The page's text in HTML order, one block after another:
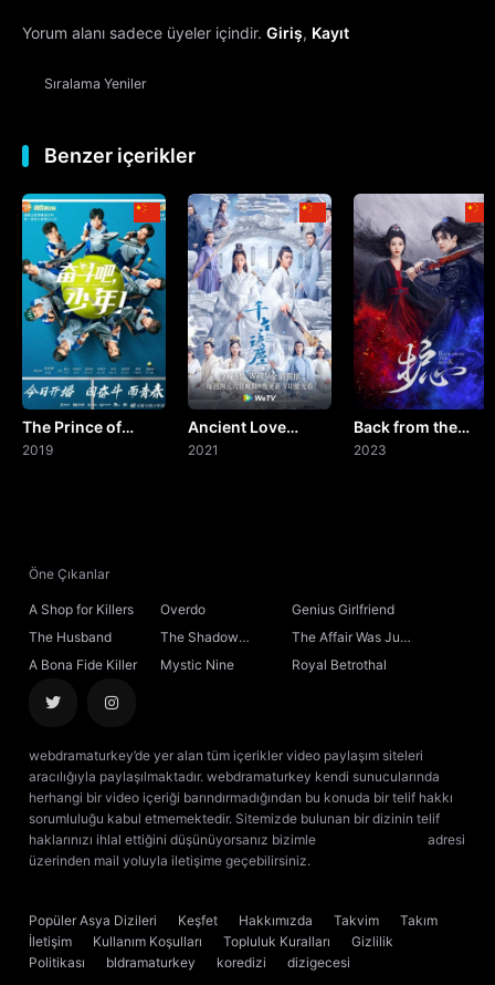
13. Bölüm
14. Bölüm
15. Bölüm
16. Bölüm
17. Bölüm
18. Bölüm
19. Bölüm
20. Bölüm
23. Bölüm
24. Bölüm
26. Bölüm
27. Bölüm
29. Bölüm
Yorum alanı sadece üyeler içindir. Giriş, Kayıt
Sıralama Yeniler
Benzer içerikler
The Prince of
Tennis
2019
Ancient Love
Poetry
2021
Back from the
Brink
2023
Öne Çıkanlar
A Shop for Killers Overdo
Genius Girlfriend
The Husband
The Shadow
Sovereign
The Affair Was Just
the Beginning
A Bona Fide Killer Mystic Nine Royal Betrothal
webdramaturkey’de yer alan tüm içerikler video paylaşım siteleri
aracılığıyla paylaşılmaktadır. webdramaturkey kendi sunucularında
herhangi bir video içeriği barındırmadığından bu konuda bir telif hakkı
sorumluluğu kabul etmemektedir. Sitemizde bulunan bir dizinin telif
haklarınızı ihlal ettiğini düşünüyorsanız bizimle
adresi
üzerinden mail yoluyla iletişime geçebilirsiniz.
Popüler Asya Dizileri Keşfet Hakkımızda Takvim
Takım
İletişim
Kullanım Koşulları Topluluk Kuralları
Gizlilik
Politikası
bldramaturkey koredizi
dizigecesi